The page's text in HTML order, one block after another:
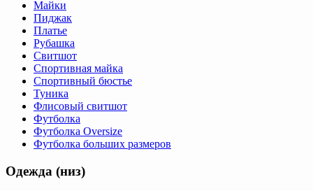
Майки
Пиджак
Платье
Рубашка
Свитшот
Спортивная майка
Спортивный бюстье
Туника
Флисовый свитшот
Футболка
Футболка Oversize
Футболка больших размеров
Одежда (низ)